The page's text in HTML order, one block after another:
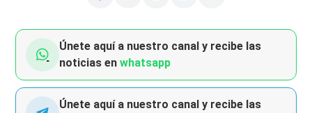
Únete aquí a nuestro canal y recibe las
noticias enwhatsapp
Únete aquí a nuestro canal y recibe las